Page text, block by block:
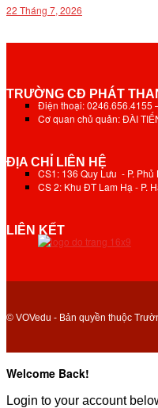
22 Tháng 7, 2026
TRƯỜNG CĐ PHÁT
Điện thoại: 0246.656.4155
Cơ quan chủ quản: ĐÀI
ĐỊA CHỈ LIÊN HỆ
CS1: 136 Quy Lưu - P. Phủ
CS 2: Khu ĐT Lam Hạ - P.
LIÊN KẾT
© VOVedu - Bản quyền thuộc
Welcome Back!
Login to your account